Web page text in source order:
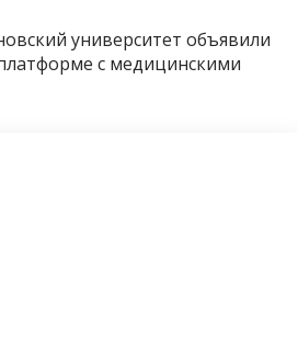
университет объявили
с медицинскими